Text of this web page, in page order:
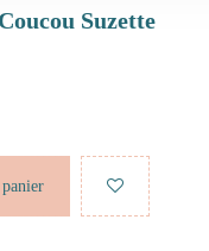
Suzette